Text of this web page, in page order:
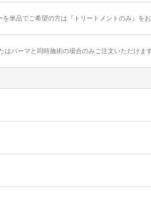
単品でご希望の方は『トリートメントのみ』を
パーマと同時施術の場合のみご注文いただけます